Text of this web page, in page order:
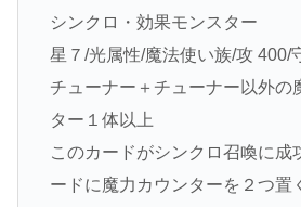
シンクロ・効果モンスター
星７/光属性/魔法使い族/攻 400/
チューナー＋チューナー以外の
ター１体以上
このカードがシンクロ召喚に成
ードに魔力カウンターを２つ置